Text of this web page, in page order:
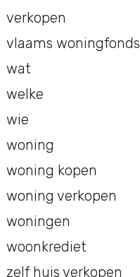
verkopen
vlaams woningfonds
wat
welke
wie
woning
woning kopen
woning verkopen
woningen
woonkrediet
zelf huis verkopen